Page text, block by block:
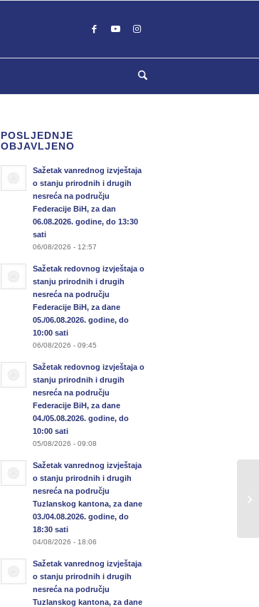
POSLJEDNJE
OBJAVLJENO
Sažetak vanrednog izvještaja
o stanju prirodnih i drugih
nesreća na području
Federacije BiH, za dan
06.08.2026. godine, do 13:30
sati
06/08/2026 - 12:57
Sažetak redovnog izvještaja o
stanju prirodnih i drugih
nesreća na području
Federacije BiH, za dane
05./06.08.2026. godine, do
10:00 sati
06/08/2026 - 09:45
Sažetak redovnog izvještaja o
stanju prirodnih i drugih
nesreća na području
Federacije BiH, za dane
04./05.08.2026. godine, do
10:00 sati
05/08/2026 - 09:08
Sažetak vanrednog izvještaja
o stanju prirodnih i drugih
nesreća na području
Tuzlanskog kantona, za dane
03./04.08.2026. godine, do
18:30 sati
04/08/2026 - 18:06
Sažetak vanrednog izvještaja
o stanju prirodnih i drugih
nesreća na području
Tuzlanskog kantona, za dane